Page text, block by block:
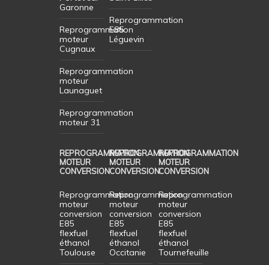
Garonne
Reprogrammation
moteur
Cugnaux
Reprogrammation
moteur
Launaguet
Reprogrammation
moteur 31
Reprogrammation
E85
Léguevin
REPROGRAMMATION
MOTEUR
CONVERSION
Reprogrammation
moteur
conversion
E85
flexfuel
éthanol
Toulouse
REPROGRAMMATION
MOTEUR
CONVERSION
Reprogrammation
moteur
conversion
E85
flexfuel
éthanol
Occitanie
REPROGRAMMATION
MOTEUR
CONVERSION
Reprogrammation
moteur
conversion
E85
flexfuel
éthanol
Tournefeuille